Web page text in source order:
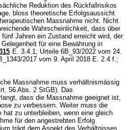
Reduktion des Rückfallrisikos
bloss theoretische Erfolgsaussicht
Massnahme nicht. Nicht
Wahrscheinlichkeit, dass über
Jahren ein Zustand erreicht wird, der
für eine Bewährung in
E. 3.4.1; Urteile 6B_93/2022 vom 24.
2017 vom 9. April 2018 E. 2.4 f.;
Massnahme muss verhältnismässig
56 Abs. 2 StGB). Das
dass die Massnahme geeignet ist,
zu verbessern. Weiter muss die
hat zu unterbleiben, wenn eine gleich
für den angestrebten Erfolg
trägt dem Aspekt des Verhältnisses